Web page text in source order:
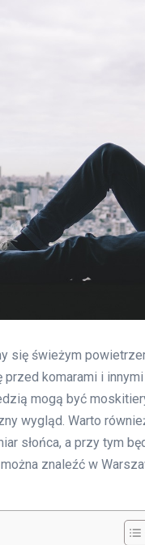
się świeżym
komarami i
mogą być
wygląd. Warto
słońca, a przy tym
znaleźć w